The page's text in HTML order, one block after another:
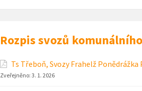
Rozpis svozů
Ts Třeboň, Svozy Frahelž
Zveřejněno: 3. 1. 2026